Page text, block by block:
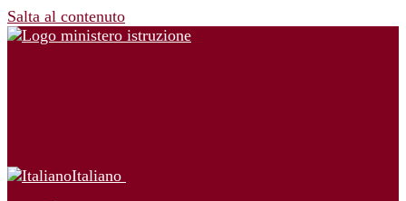
Salta al contenuto
Italiano